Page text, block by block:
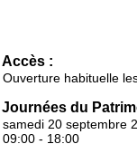
Accès :
Ouverture habituelle
Journées du
samedi 20 septembre
09:00 - 18:00